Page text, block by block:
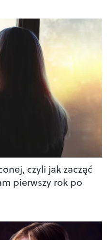
czyli jak zacząć
pierwszy rok po